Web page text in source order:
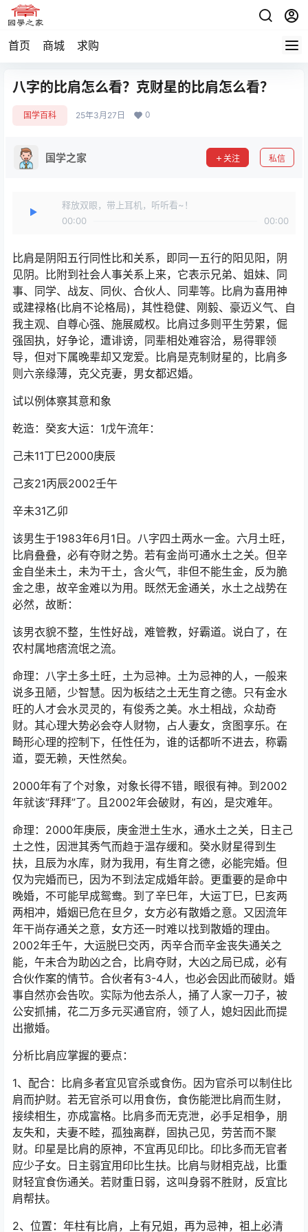
首页 商城 求购
八字的比肩怎么看？克财星的比肩怎么看？
国学百科 25年3月27日 0
国学之家 关注 私信
释放双眼，带上耳机，听听看~！
00:00
00:00
比肩是阴阳五行同性比和关系，即同一五行的阳见阳，阴
见阴。比附到社会人事关系上来，它表示兄弟、姐妹、同
事、同学、战友、同伙、合伙人、同辈等。比肩为喜用神
或建禄格(比肩不论格局)，其性稳健、刚毅、豪迈义气、自
我主观、自尊心强、施展威权。比肩过多则平生劳累，倔
强固执，好争论，遭诽谤，同辈相处难容洽，易得罪领
导，但对下属晚辈却又宠爱。比肩是克制财星的，比肩多
则六亲缘薄，克父克妻，男女都迟婚。
试以例体察其意和象
乾造：癸亥大运：1戊午流年：
己未11丁巳2000庚辰
己亥21丙辰2002壬午
辛未31乙卯
该男生于1983年6月1日。八字四土两水一金。六月土旺，
比肩叠叠，必有夺财之势。若有金尚可通水土之关。但辛
金自坐未土，未为干土，含火气，非但不能生金，反为脆
金之患，故辛金难以为用。既然无金通关，水土之战势在
必然，故断：
该男衣貌不整，生性好战，难管教，好霸道。说白了，在
农村属地痞流氓之流。
命理：八字土多土旺，土为忌神。土为忌神的人，一般来
说多丑陋，少智慧。因为板结之土无生育之德。只有金水
旺的人才会水灵灵的，有俊秀之美。水土相战，众劫奇
财。其心理大势必会夺人财物，占人妻女，贪图享乐。在
畸形心理的控制下，任性任为，谁的话都听不进去，称霸
道，耍无赖，天性然矣。
2000年有了个对象，对象长得不错，眼很有神。到2002
年就该”拜拜”了。且2002年会破财，有凶，是灾难年。
命理：2000年庚辰，庚金泄土生水，通水土之关，日主己
土之性，因泄其秀气而趋于温存缓和。癸水财星得到生
扶，且辰为水库，财为我用，有生育之德，必能完婚。但
仅为完婚而已，因为不到法定成婚年龄。更重要的是命中
晚婚，不可能早成鸳鸯。到了辛巳年，大运丁巳，巳亥两
两相冲，婚姻已危在旦夕，女方必有散婚之意。又因流年
年干尚存通关之意，女方还一时难以找到散婚的理由。
2002年壬午，大运脱巳交丙，丙辛合而辛金丧失通关之
能，午未合为助凶之合，比肩夺财，大凶之局已成，必有
合伙作案的情节。合伙者有3-4人，也必会因此而破财。婚
事自然亦会告吹。实际为他去杀人，捅了人家一刀子，被
公安抓捕，花二万多元买通官府，领了人，媳妇因此而提
出撤婚。
分析比肩应掌握的要点：
1、配合：比肩多者宜见官杀或食伤。因为官杀可以制住比
肩而护财。若无官杀可以用食伤，食伤能泄比肩而生财，
接续相生，亦成富格。比肩多而无克泄，必手足相争，朋
友失和，夫妻不睦，孤独离群，固执己见，劳苦而不聚
财。印星是比肩的原神，不宜再见印比。印比多而无官者
应少子女。日主弱宜用印比生扶。比肩与财相克战，比重
财轻宜食伤通关。若财重日弱，这叫身弱不胜财，反宜比
肩帮扶。
2、位置：年柱有比肩，上有兄姐，再为忌神，祖上必清